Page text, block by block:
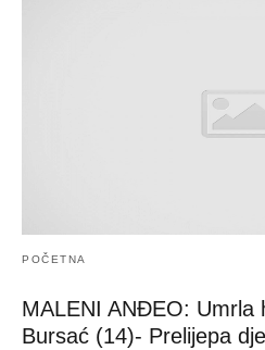
POČETNA
MALENI ANĐEO: Umrla
Bursać (14)- Prelijepa